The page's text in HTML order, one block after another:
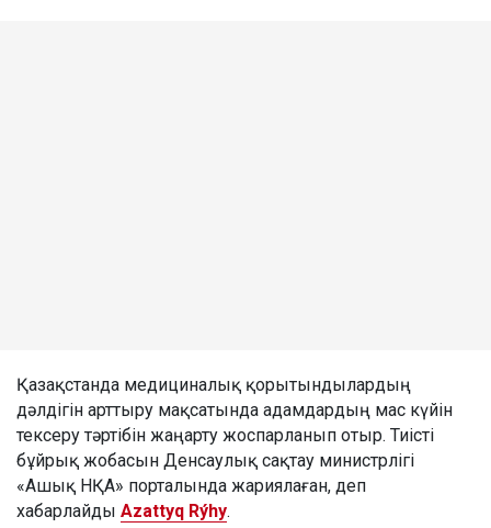
Қазақстанда медициналық қорытындылардың
дәлдігін арттыру мақсатында адамдардың мас күйін
тексеру тәртібін жаңарту жоспарланып отыр. Тиісті
бұйрық жобасын Денсаулық сақтау министрлігі
«Ашық НҚА» порталында жариялаған, деп
хабарлайды Azattyq Rýhy.